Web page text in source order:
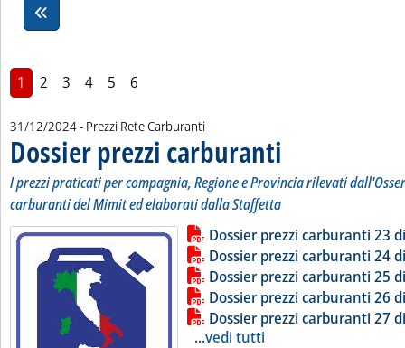
1 2 3 4 5 6
31/12/2024- Prezzi Rete Carburanti
Dossier prezzi carburanti
I prezzi praticati per compagnia, Regione e Provincia rilevati
carburanti del Mimit ed elaborati dalla Staffetta
Leggi tutta la notizia: 'Dossier
Lista allegati PDF alla notiziaDossier prezzi carburanti 23
Dossier prezzi carburanti 24
Dossier prezzi carburanti 25
Dossier prezzi carburanti 26
Dossier prezzi carburanti 27
...vedi tutti